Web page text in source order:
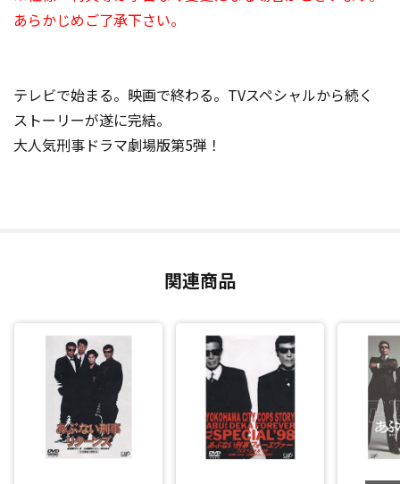
あらかじめご了承下さい。
テレビで始まる。映画で終わる。TVスペシャルから続く
ストーリーが遂に完結。
大人気刑事ドラマ劇場版第5弾！
関連商品